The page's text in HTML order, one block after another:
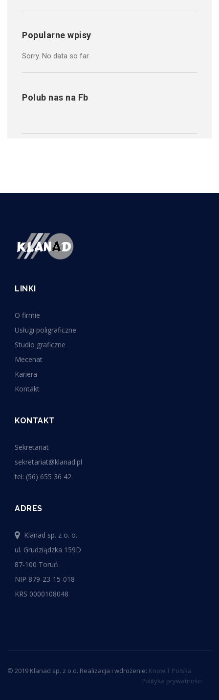
Popularne wpisy
Sorry. No data so far.
Polub nas na Fb
LINKI
O firmie
Usługi poligraficzne
Studio graficzne
Mecenat
Kariera
Kontakt
KONTAKT
Sekretariat
sekretariat@klanad.pl
tel: (56) 655 36 42
ADRES
Klanad sp. z o. o.
ul. Grudziądzka 159D
87-100 Toruń
NIP 879-23-15-018
KRS 0000108048
© 2019 Klanad sp. z o.o. Realizacja i wdrożenie: KnowIT Polska
Polityka prywatności